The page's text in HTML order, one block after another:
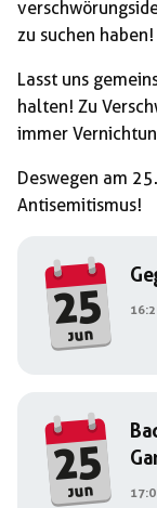
zu suchen haben!
Lasst uns
halten! Zu
immer
Deswegen am
Antisemitismus!
jun
25
jun
25